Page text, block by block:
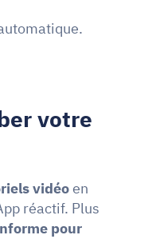
votre
vidéo en
réactif. Plus
pour